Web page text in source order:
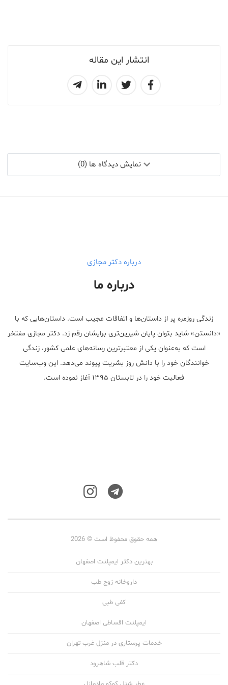
انتشار این مقاله
نمایش دیدگاه ها (0)
درباره دکتر مجازی
درباره ما
زندگی روزمره پر از داستان‌ها و اتفاقات عجیب است. داستان‌هایی که با
«دانستن» شاید بتوان پایان شیرین‌تری برایشان رقم زد. دکتر مجازی مفتخر
است که به‌عنوان یکی از معتبر‌ترین رسانه‌های علمی کشور، زندگی
خوانندگان خود را با دانش روز بشریت پیوند می‌دهد. این وب‌سایت
فعالیت خود را در تابستان ۱۳۹۵ آغاز نموده است.
همه حقوق محفوظ است © 2026
بهترین دکتر ایمپلنت اصفهان
داروخانه زوج طب
کفی طبی
ایمپلنت اقساطی اصفهان
خدمات پرستاری در منزل غرب تهران
دکتر قلب شاهرود